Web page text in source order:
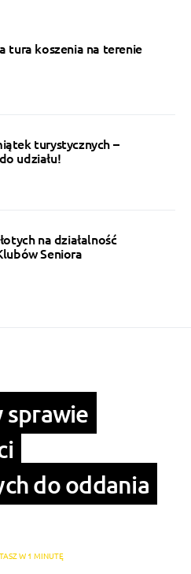
tura koszenia na terenie
turystycznych –
udziału!
na działalność
Seniora
sprawie
do oddania
W 1 MINUTĘ